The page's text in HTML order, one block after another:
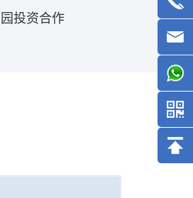
投资合作